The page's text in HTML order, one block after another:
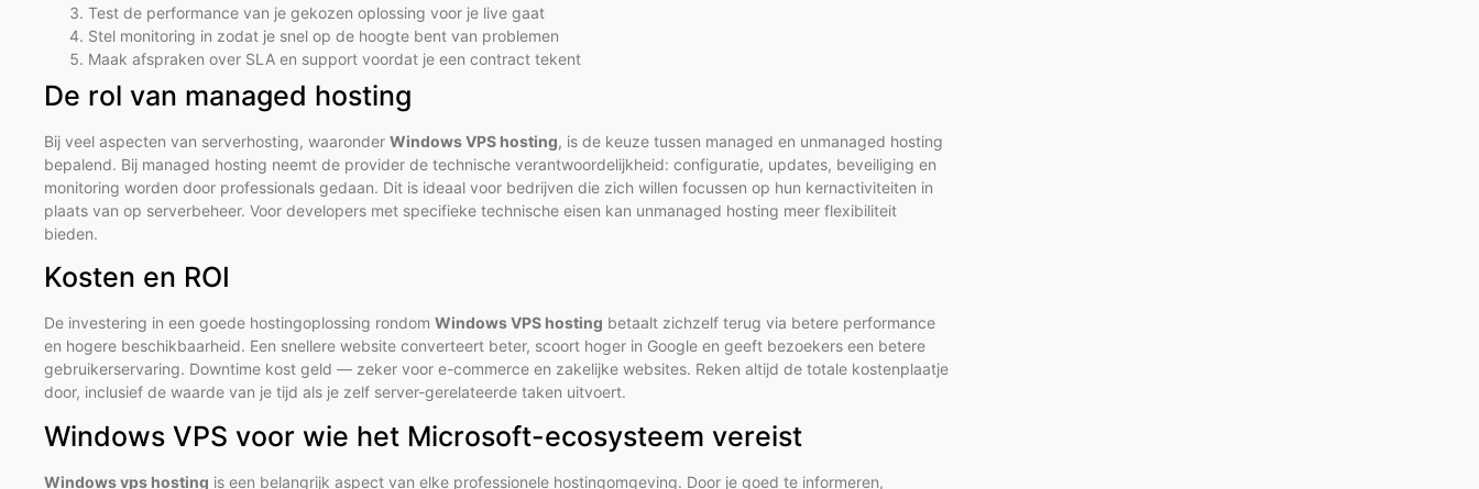
Test de performance van je gekozen oplossing voor je live gaat
Stel monitoring in zodat je snel op de hoogte bent van problemen
Maak afspraken over SLA en support voordat je een contract tekent
De rol van managed hosting
Bij veel aspecten van serverhosting, waaronder Windows VPS hosting, is de keuze tussen managed en unmanaged hosting
bepalend. Bij managed hosting neemt de provider de technische verantwoordelijkheid: configuratie, updates, beveiliging en
monitoring worden door professionals gedaan. Dit is ideaal voor bedrijven die zich willen focussen op hun kernactiviteiten in
plaats van op serverbeheer. Voor developers met specifieke technische eisen kan unmanaged hosting meer flexibiliteit
bieden.
Kosten en ROI
De investering in een goede hostingoplossing rondom Windows VPS hosting betaalt zichzelf terug via betere performance
en hogere beschikbaarheid. Een snellere website converteert beter, scoort hoger in Google en geeft bezoekers een betere
gebruikerservaring. Downtime kost geld — zeker voor e-commerce en zakelijke websites. Reken altijd de totale kostenplaatje
door, inclusief de waarde van je tijd als je zelf server-gerelateerde taken uitvoert.
Windows VPS voor wie het Microsoft-ecosysteem vereist
Windows vps hosting is een belangrijk aspect van elke professionele hostingomgeving. Door je goed te informeren,